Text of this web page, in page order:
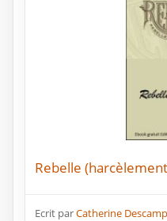
Rebelle
Ecrit parCatherine